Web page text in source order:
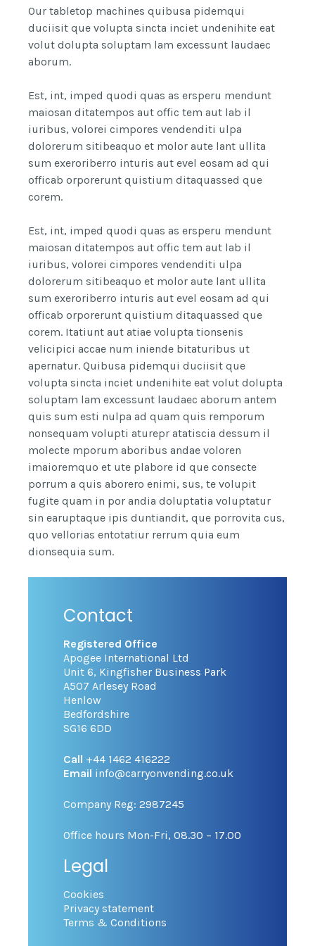
Our tabletop machines quibusa pidemqui
duciisit que volupta sincta inciet undenihite eat
volut dolupta soluptam lam excessunt laudaec
aborum.
Est, int, imped quodi quas as ersperu mendunt
maiosan ditatempos aut offic tem aut lab il
iuribus, volorei cimpores vendenditi ulpa
dolorerum sitibeaquo et molor aute lant ullita
sum exeroriberro inturis aut evel eosam ad qui
officab orporerunt quistium ditaquassed que
corem.
Est, int, imped quodi quas as ersperu mendunt
maiosan ditatempos aut offic tem aut lab il
iuribus, volorei cimpores vendenditi ulpa
dolorerum sitibeaquo et molor aute lant ullita
sum exeroriberro inturis aut evel eosam ad qui
officab orporerunt quistium ditaquassed que
corem. Itatiunt aut atiae volupta tionsenis
velicipici accae num iniende bitaturibus ut
apernatur. Quibusa pidemqui duciisit que
volupta sincta inciet undenihite eat volut dolupta
soluptam lam excessunt laudaec aborum antem
quis sum esti nulpa ad quam quis remporum
nonsequam volupti aturepr atatiscia dessum il
molecte mporum aboribus andae voloren
imaioremquo et ute plabore id que consecte
porrum a quis aborero enimi, sus, te volupit
fugite quam in por andia doluptatia voluptatur
sin earuptaque ipis duntiandit, que porrovita cus,
quo vellorias entotatiur rerrum quia eum
dionsequia sum.
Contact
Registered Office
Apogee International Ltd
Unit 6, Kingfisher Business Park
A507 Arlesey Road
Henlow
Bedfordshire
SG16 6DD
Call +44 1462 416222
Email info@carryonvending.co.uk
Company Reg: 2987245
Office hours Mon-Fri, 08.30 – 17.00
Legal
Cookies
Privacy statement
Terms & Conditions